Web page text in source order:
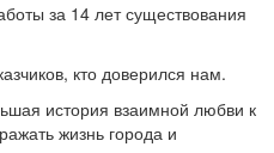
за 14 лет существования
кто доверился нам.
история взаимной любви к
жизнь города и